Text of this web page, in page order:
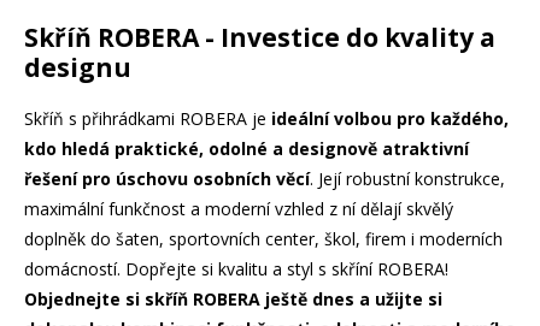
Skříň ROBERA - Investice do kvality a
designu
Skříň s přihrádkami ROBERA je ideální volbou pro každého,
kdo hledá praktické, odolné a designově atraktivní
řešení pro úschovu osobních věcí. Její robustní konstrukce,
maximální funkčnost a moderní vzhled z ní dělají skvělý
doplněk do šaten, sportovních center, škol, firem i moderních
domácností. Dopřejte si kvalitu a styl s skříní ROBERA!
Objednejte si skříň ROBERA ještě dnes a užijte si